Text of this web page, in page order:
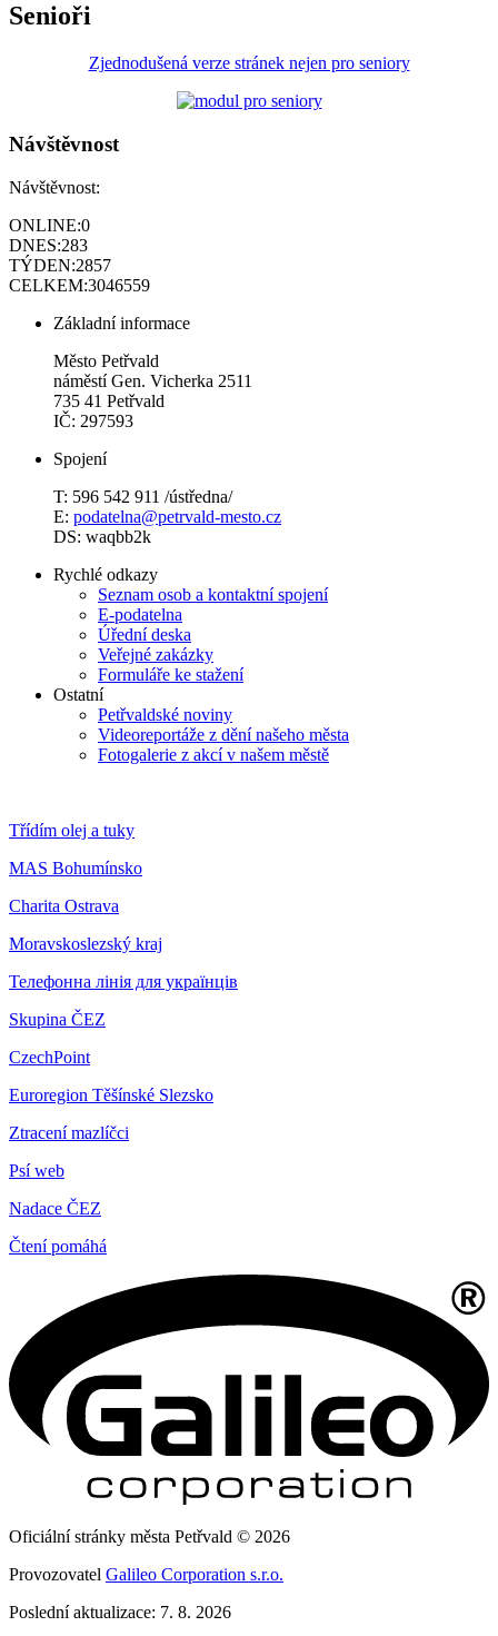
Senioři
Zjednodušená verze stránek nejen pro seniory
Návštěvnost
Návštěvnost:
ONLINE:0
DNES:283
TÝDEN:2857
CELKEM:3046559
Základní informace
Město Petřvald
náměstí Gen. Vicherka 2511
735 41 Petřvald
IČ: 297593
Spojení
T: 596 542 911 /ústředna/
E: podatelna@petrvald-mesto.cz
DS: waqbb2k
Rychlé odkazy
Seznam osob a kontaktní spojení
E-podatelna
Úřední deska
Veřejné zakázky
Formuláře ke stažení
Ostatní
Petřvaldské noviny
Videoreportáže z dění našeho města
Fotogalerie z akcí v našem městě
Třídím olej a tuky
MAS Bohumínsko
Charita Ostrava
Moravskoslezský kraj
Телефонна лінія для українців
Skupina ČEZ
CzechPoint
Euroregion Těšínské Slezsko
Ztracení mazlíčci
Psí web
Nadace ČEZ
Čtení pomáhá
Oficiální stránky města Petřvald © 2026
Provozovatel Galileo Corporation s.r.o.
Poslední aktualizace: 7. 8. 2026